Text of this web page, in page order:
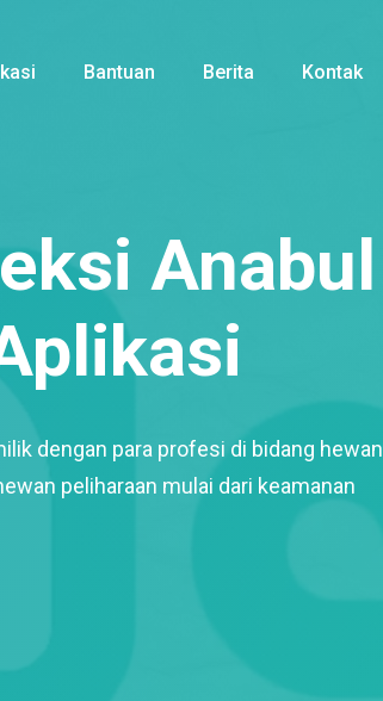
Bantuan Berita Kontak
Anabul
dengan para profesi di bidang hewan
peliharaan mulai dari keamanan